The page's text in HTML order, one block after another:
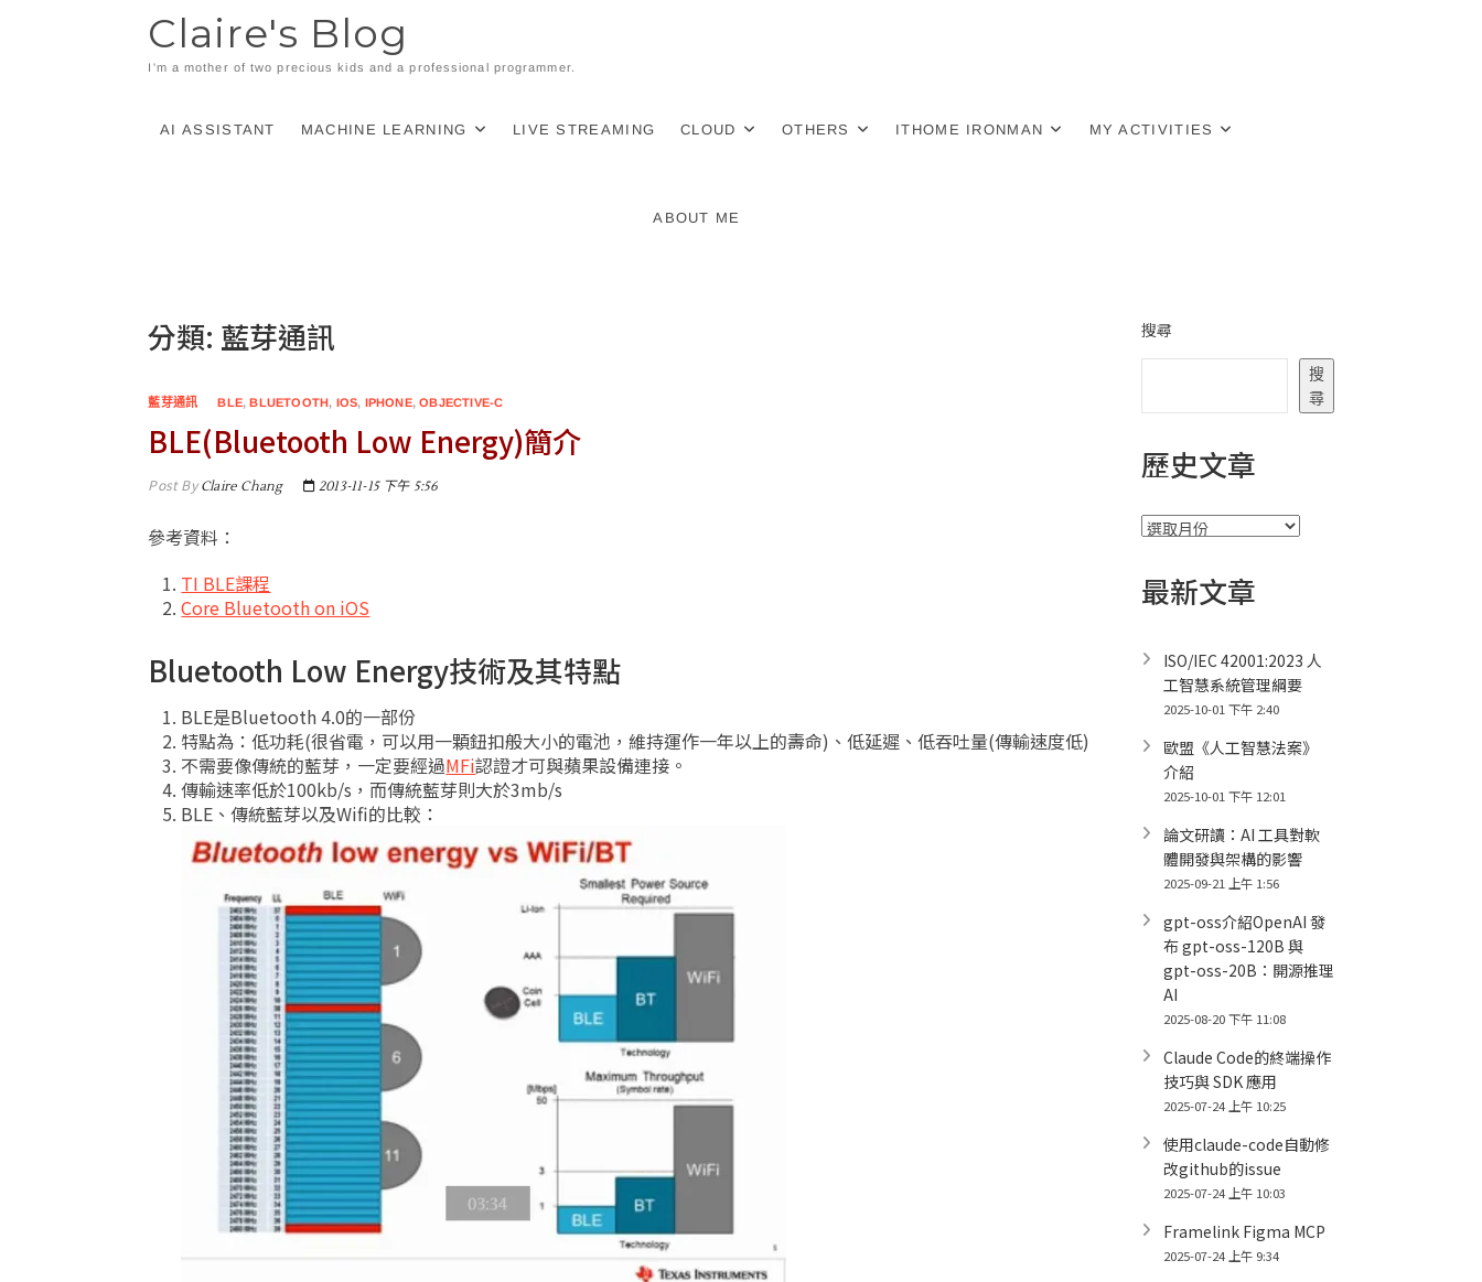
Claire's Blog
I'm a mother of two precious kids and a professional programmer.
AI ASSISTANT MACHINE LEARNING LIVE STREAMING CLOUD OTHERS ITHOME IRONMAN MY ACTIVITIES
ABOUT ME
分類: 藍芽通訊
藍芽通訊 BLE,BLUETOOTH, IOS, IPHONE,OBJECTIVE-C
BLE(Bluetooth Low Energy)簡介
Post ByClaire Chang 2013-11-15 下午 5:56
參考資料：
TI BLE課程
Core Bluetooth on iOS
Bluetooth Low Energy技術及其特點
BLE是Bluetooth 4.0的一部份
特點為：低功耗(很省電，可以用一顆鈕扣般大小的電池，維持運作一年以上的壽命)、低延遲、低吞吐量(傳輸速度低)
不需要像傳統的藍芽，一定要經過MFi認證才可與蘋果設備連接。
傳輸速率低於100kb/s，而傳統藍芽則大於3mb/s
BLE、傳統藍芽以及Wifi的比較：
搜尋
搜
尋
歷史文章
彙
最新文章
ISO/IEC 42001:2023 人
工智慧系統管理綱要
2025-10-01 下午 2:40
歐盟《人工智慧法案》
介紹
2025-10-01 下午 12:01
論文研讀：AI 工具對軟
體開發與架構的影響
2025-09-21 上午 1:56
gpt-oss介紹OpenAI 發
布 gpt-oss-120B 與
gpt-oss-20B：開源推理
AI
2025-08-20 下午 11:08
Claude Code的終端操作
技巧與 SDK 應用
2025-07-24 上午 10:25
使用claude-code自動修
改github的issue
2025-07-24 上午 10:03
Framelink Figma MCP
2025-07-24 上午 9:34